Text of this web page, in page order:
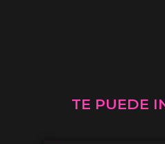
TE PUEDE